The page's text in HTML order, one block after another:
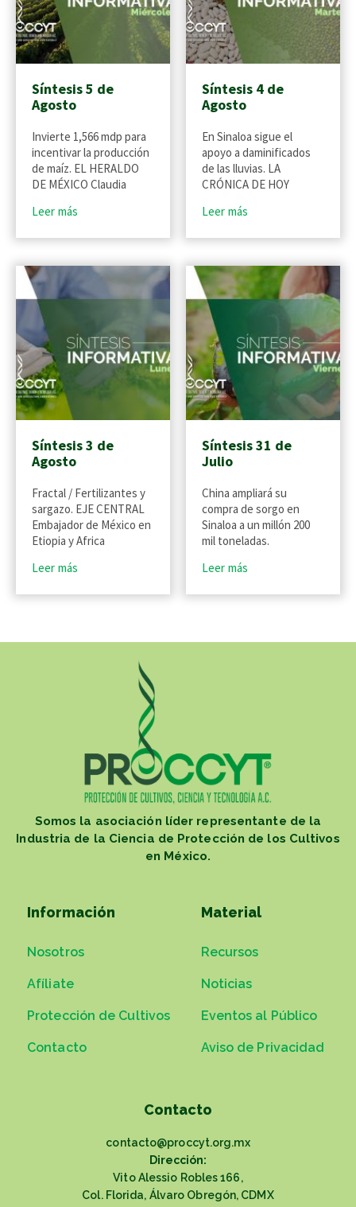
Síntesis 5 de
Agosto
Invierte 1,566 mdp para
incentivar la producción
de maíz. EL HERALDO
DE MÉXICO Claudia
Leer más
Síntesis 4 de
Agosto
En Sinaloa sigue el
apoyo a daminificados
de las lluvias. LA
CRÓNICA DE HOY
Leer más
Síntesis 3 de
Agosto
Fractal / Fertilizantes y
sargazo. EJE CENTRAL
Embajador de México en
Etiopia y Africa
Leer más
Síntesis 31 de
Julio
China ampliará su
compra de sorgo en
Sinaloa a un millón 200
mil toneladas.
Leer más
Somos la asociación líder representante de la
Industria de la Ciencia de Protección de los Cultivos
en México.
Información
Nosotros
Afíliate
Protección de Cultivos
Contacto
Material
Recursos
Noticias
Eventos al Público
Aviso de Privacidad
Contacto
contacto@proccyt.org.mx
Dirección:
Vito Alessio Robles 166,
Col. Florida, Álvaro Obregón, CDMX